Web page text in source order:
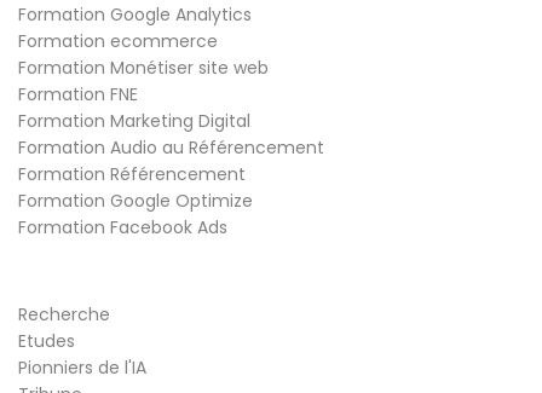
Formation Google Analytics
Formation ecommerce
Formation Monétiser site web
Formation FNE
Formation Marketing Digital
Formation Audio au Référencement
Formation Référencement
Formation Google Optimize
Formation Facebook Ads
Recherche
Etudes
Pionniers de l'IA